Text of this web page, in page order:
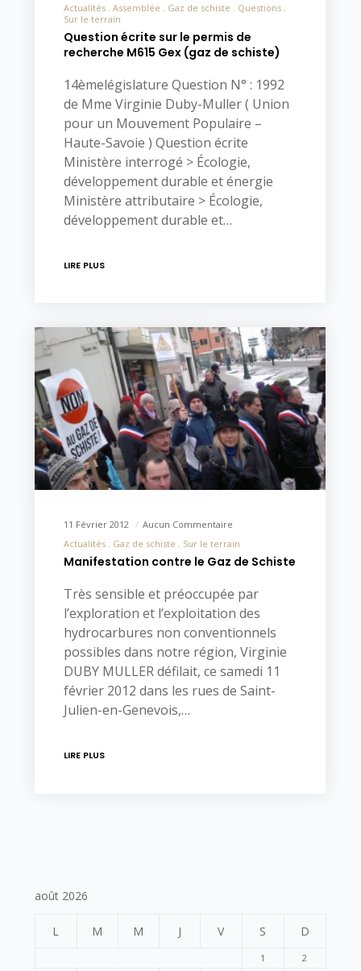
Actualités
Assemblée Gaz de schiste
Questions
Sur le terrain
Question écrite sur le permis de
recherche M615 Gex (gaz de schiste)
14èmelégislature Question N° : 1992
de Mme Virginie Duby-Muller ( Union
pour un Mouvement Populaire –
Haute-Savoie ) Question écrite
Ministère interrogé > Écologie,
développement durable et énergie
Ministère attributaire > Écologie,
développement durable et…
LIRE PLUS
11 Février 2012
Aucun Commentaire
Actualités
Gaz de schiste Sur le terrain
Manifestation contre le Gaz de Schiste
Très sensible et préoccupée par
l’exploration et l’exploitation des
hydrocarbures non conventionnels
possibles dans notre région, Virginie
DUBY MULLER défilait, ce samedi 11
février 2012 dans les rues de Saint-
Julien-en-Genevois,…
LIRE PLUS
août 2026
L M M J V S D
1
2